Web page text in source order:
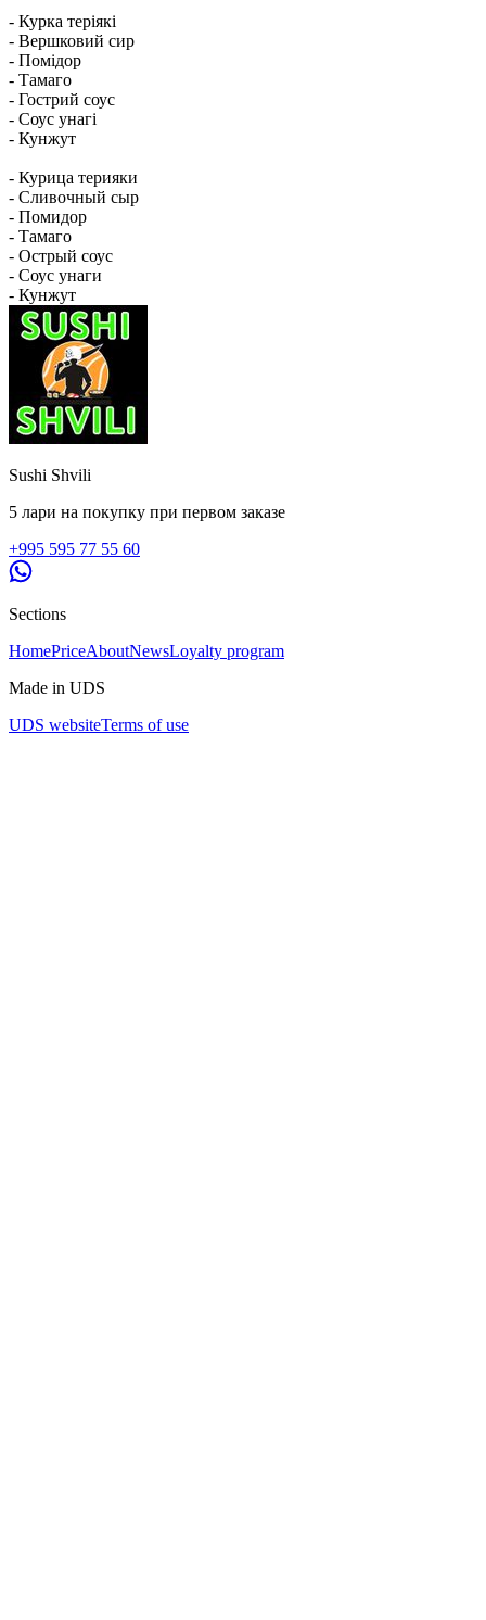
- Курка теріякі
- Вершковий сир
- Помідор
- Тамаго
- Гострий соус
- Соус унагі
- Кунжут
- Курица терияки
- Сливочный сыр
- Помидор
- Тамаго
- Острый соус
- Соус унаги
- Кунжут
Sushi Shvili
5 лари на покупку при первом заказе
+995 595 77 55 60
Sections
HomePriceAboutNewsLoyalty program
Made in UDS
UDS websiteTerms of use